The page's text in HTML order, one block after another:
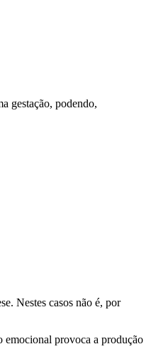
gestação, podendo,
Nestes casos não é, por
emocional provoca a produção